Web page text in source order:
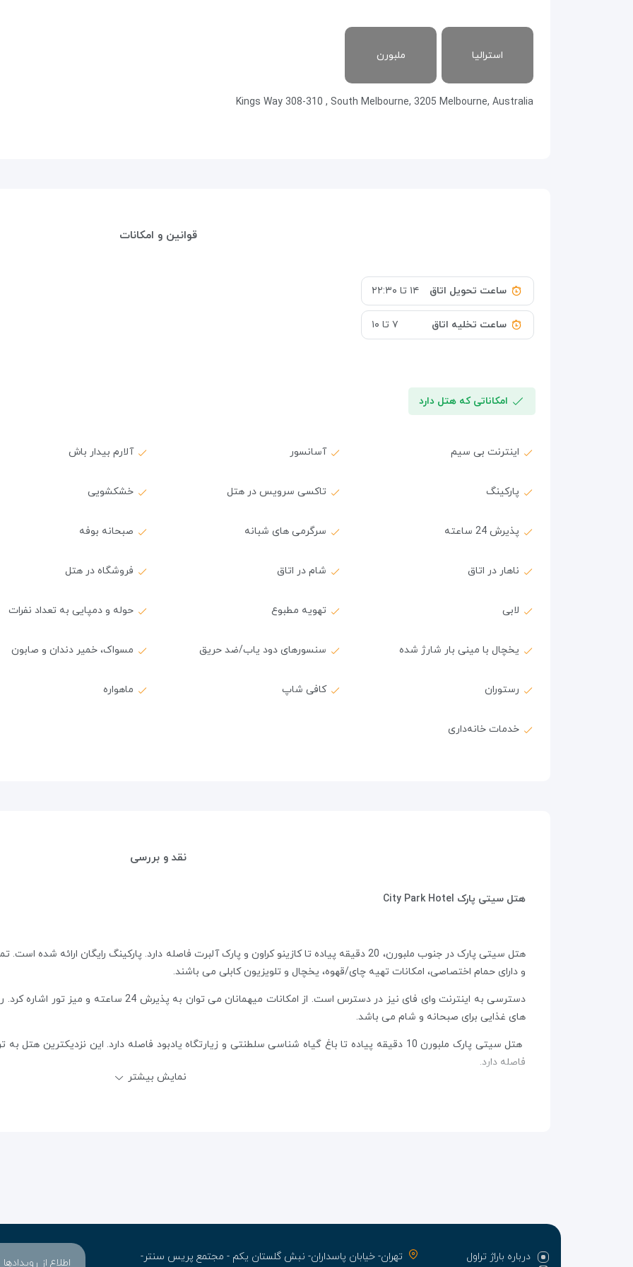
استرالیا ملبورن
Kings Way 308-310 , South Melbourne, 3205 Melbourne, Australia
قوانین و امکانات
ساعت تحویل اتاق ۱۴ تا ۲۲:۳۰
ساعت تخلیه اتاق ۷ تا ۱۰
امکاناتی که هتل دارد
اینترنت بی سیم آسانسور آلارم بیدار باش
پارکینگ تاکسی سرویس در هتل خشکشویی
پذیرش 24 ساعته سرگرمی های شبانه صبحانه بوفه
ناهار در اتاق شام در اتاق فروشگاه در هتل
لابی تهویه مطبوع حوله و دمپایی به تعداد نفرات
یخچال با مینی بار شارژ شده سنسورهای دود یاب/ضد حریق مسواک، خمیر دندان و صابون
رستوران کافی شاپ ماهواره
خدمات خانه‌داری
نقد و بررسی
هتل سیتی پارک
هتل سیتی پارک در جنوب ملبورن، 20 دقیقه پیاده تا کازینو کراون و پارک آلبرت فاصله دارد. پارکینگ رایگان
و دارای حمام اختصاصی، امکانات تهیه چای/قهوه، یخچال و تلویزیون کابلی می باشند.
دسترسی به اینترنت وای فای نیز در دسترس است. از امکانات
های غذایی برای صبحانه و شام می باشد.
فاصله دارد.
نمایش بیشتر
درباره باراژ تراول تهران- خیابان پاسداران- نبش گلستان یکم - مجتمع پریس سنتر- اطلاع از